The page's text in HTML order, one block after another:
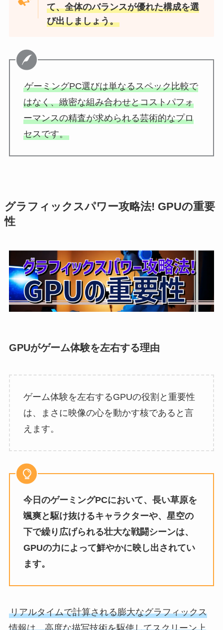
て、全体のバランスが優れた構成を選
び出しましょう。
ゲーミングPC選びは単なるスペック比較で
はなく、緻密な組み合わせとコストパフォ
ーマンスの精査が求められる芸術的なプロ
セスです。
グラフィックスパワー攻略法! GPUの重要
性
GPUがゲーム体験を左右する理由
ゲーム体験を左右するGPUの役割と重要性
は、まさに映像の心を動かす核であると言
えます。
今日のゲーミングPCにおいて、長い草原を
颯爽と駆け抜けるキャラクターや、星空の
下で繰り広げられる壮大な戦闘シーンは、
GPUの力によって鮮やかに映し出されてい
ます。
リアルタイムで計算される膨大なグラフィックス
情報は、高度な描写技術を駆使してスクリーン上